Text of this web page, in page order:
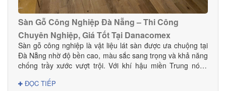
Sàn Gỗ Công Nghiệp Đà Nẵng – Thi Công
Chuyên Nghiệp, Giá Tốt Tại Danacomex
Sàn gỗ công nghiệp là vật liệu lát sàn được ưa chuộng tại
Đà Nẵng nhờ độ bền cao, màu sắc sang trọng và khả năng
chống trầy xước vượt trội. Với khí hậu miền Trung nóng
gian bền đẹp và hạn chế cong vênh hiệu quả. Tại Đà
ĐỌC TIẾP